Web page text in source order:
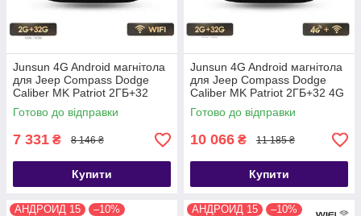
Junsun 4G Android магнітола
для Jeep Compass Dodge
Caliber MK Patriot 2ГБ+32
2016-18
Готово до відправки
7 331 ₴ 8 146 ₴
Купити
Junsun 4G Android магнітола
для Jeep Compass Dodge
Caliber MK Patriot 2ГБ+32 4G
2016-18
Готово до відправки
10 066 ₴ 11 185 ₴
Купити
АНДРОИД 15
–10%
АНДРОИД 15
–10%